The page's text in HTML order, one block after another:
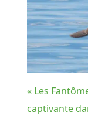
« Les
captivante